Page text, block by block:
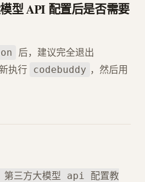
型 API 配置后是否需要
后，建议完全退出
执行 codebuddy ，然后用
三方大模型 api 配置教